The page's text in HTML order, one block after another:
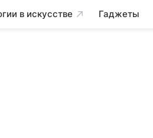
в искусстве Гаджеты